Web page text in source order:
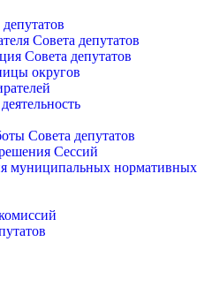
Совета депутатов
Совета депутатов
округов
Совета депутатов
Сессий
муниципальных нормативных